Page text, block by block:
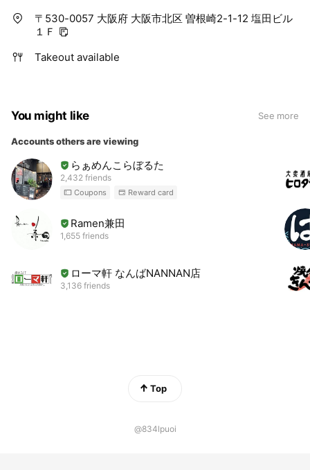
〒530-0057 大阪府 大阪市北区 曽根崎2-1-12 塩田ビル
１Ｆ
Takeout available
You might like See more
Accounts others are viewing
らぁめんこらぼるた
2,432 friends
Coupons Reward card
Ramen兼田
1,655 friends
ローマ軒 なんばNANNAN店
3,136 friends
Top
@834lpuoi